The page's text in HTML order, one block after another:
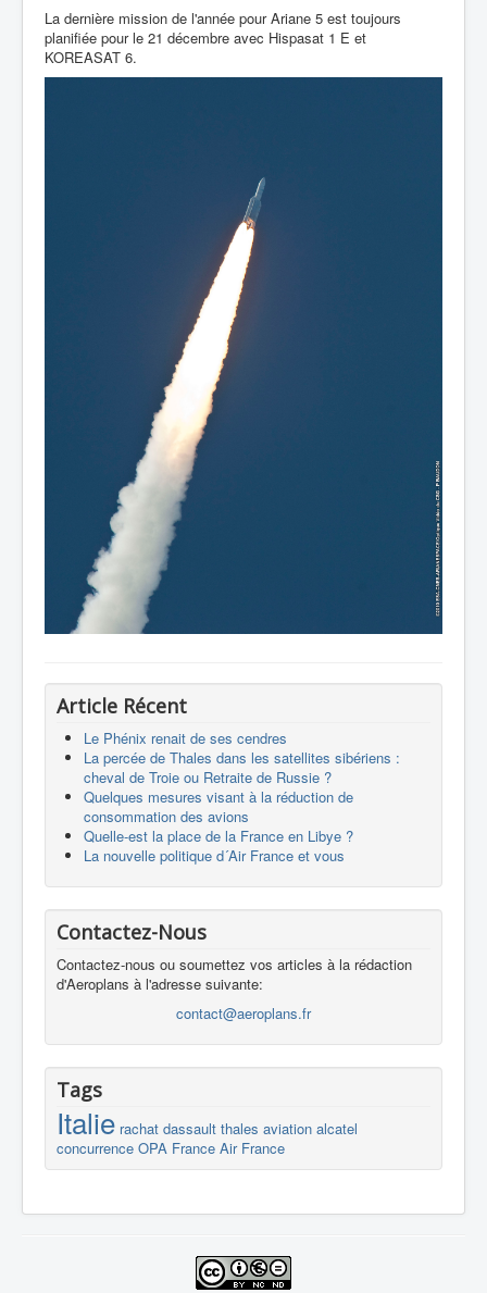
La dernière mission de l'année pour Ariane 5 est toujours
planifiée pour le 21 décembre avec Hispasat 1 E et
KOREASAT 6.
Article Récent
Le Phénix renait de ses cendres
La percée de Thales dans les satellites sibériens :
cheval de Troie ou Retraite de Russie ?
Quelques mesures visant à la réduction de
consommation des avions
Quelle-est la place de la France en Libye ?
La nouvelle politique d´Air France et vous
Contactez-Nous
Contactez-nous ou soumettez vos articles à la rédaction
d'Aeroplans à l'adresse suivante:
contact@aeroplans.fr
Tags
Italie rachat dassault thales aviation alcatel
concurrence OPA France Air France